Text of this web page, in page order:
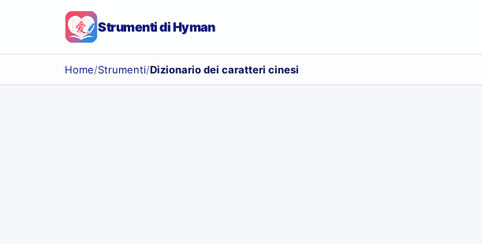
Strumenti di Hyman
Home/Strumenti/Dizionario dei caratteri cinesi